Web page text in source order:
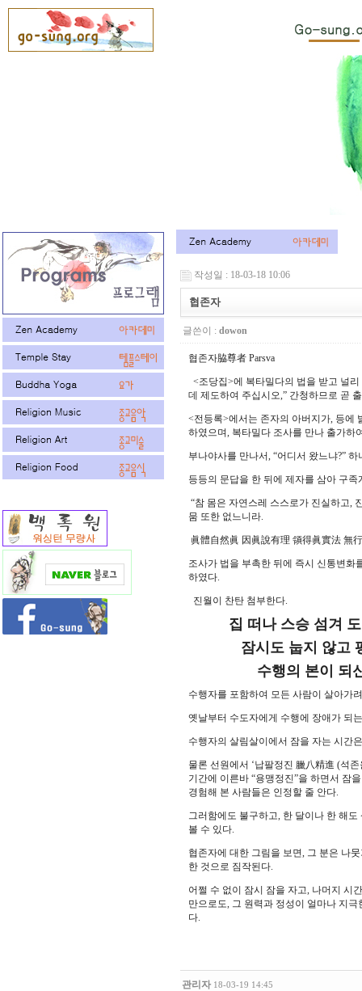
작성일 : 18-03-18 10:06
협존자
글쓴이 : dowon
협존자脇尊者 Parsva
<조당집>에 복타밀다의 법을 받고 널
데 제도하여 주십시오,” 간청하므로 곧
<전등록>에서는 존자의 아버지가, 등에
하였으며, 복타밀다 조사를 만나 출가하
부나야사를 만나서, “어디서 왔느냐?”
등등의 문답을 한 뒤에 제자를 삼아 구
“참 몸은 자연스레 스스로가 진실하고,
뭄 또한 없느니라.
眞體自然眞 因眞說有理 領得眞實法 無
조사가 법을 부촉한 뒤에 즉시 신통변화
하였다.
진월이 찬탄 첨부한다.
집 떠나 스승 섬겨 도
잠시도 눕지 않고 평
수행의 본이 되신
수행자를 포함하여 모든 사람이 살아가
옛날부터 수도자에게 수행에 장애가 되
수행자의 살림살이에서 잠을 자는 시간
물론 선원에서 ‘납팔정진 臘八精進 (석
기간에 이른바 “용맹정진”을 하면서 잠
경험해 본 사람들은 인정할 줄 안다.
그러함에도 불구하고, 한 달이나 한 해
볼 수 있다.
협존자에 대한 그림을 보면, 그 분은 나
한 것으로 짐작된다.
어쩔 수 없이 잠시 잠을 자고, 나머지 시
만으로도, 그 원력과 정성이 얼마나 지
다.
관리자 18-03-19 14:45